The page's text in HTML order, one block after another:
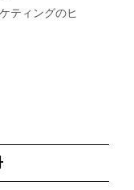
ティングのヒ